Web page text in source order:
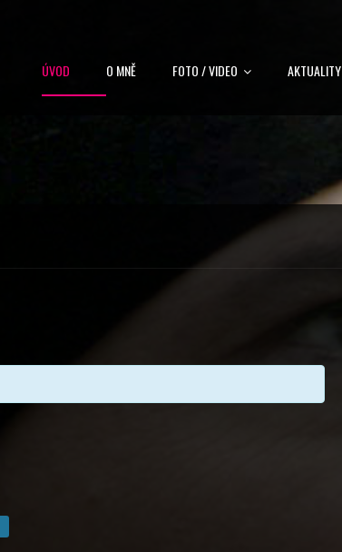
ÚVOD O MNĚ FOTO / VIDEO AKTUALITY